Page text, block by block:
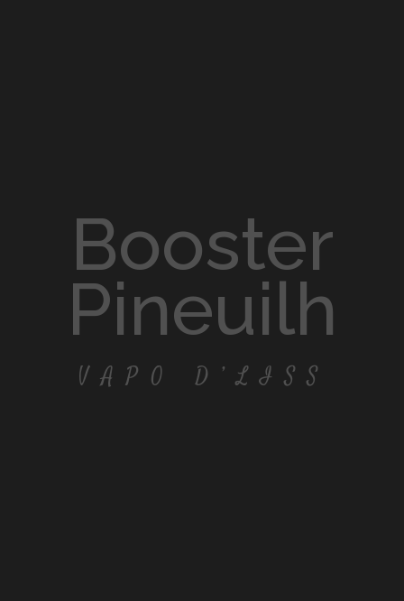
booster
Pineuilh
VAPO D’LISS